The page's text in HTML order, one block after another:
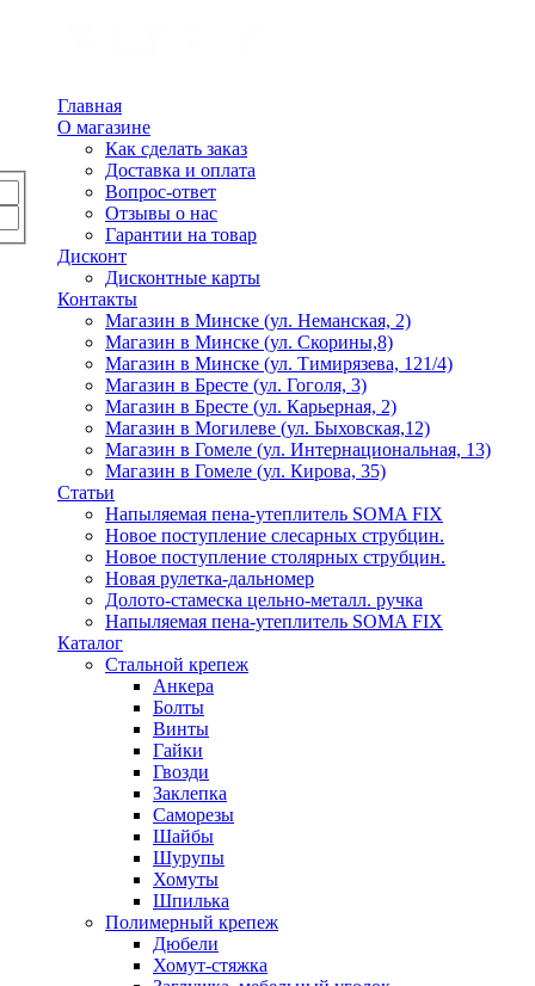
Главная
О магазине
Как сделать заказ
Доставка и оплата
Вопрос-ответ
Отзывы о нас
Гарантии на товар
Дисконт
Дисконтные карты
Контакты
Магазин в Минске (ул. Неманская, 2)
Магазин в Минске (ул. Скорины,8)
Магазин в Минске (ул. Тимирязева, 121/4)
Магазин в Бресте (ул. Гоголя, 3)
Магазин в Бресте (ул. Карьерная, 2)
Магазин в Могилеве (ул. Быховская,12)
Магазин в Гомеле (ул. Интернациональная, 13)
Магазин в Гомеле (ул. Кирова, 35)
Статьи
Напыляемая пена-утеплитель SOMA FIX
Новое поступление слесарных струбцин.
Новое поступление столярных струбцин.
Новая рулетка-дальномер
Долото-стамеска цельно-металл. ручка
Напыляемая пена-утеплитель SOMA FIX
Каталог
Стальной крепеж
Анкера
Болты
Винты
Гайки
Гвозди
Заклепка
Саморезы
Шайбы
Шурупы
Хомуты
Шпилька
Полимерный крепеж
Дюбели
Хомут-стяжка